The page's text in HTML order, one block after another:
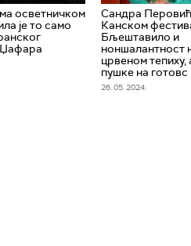
осветничком
је то само
Сандра
Канском
Бљештавило и
ноншалантност
црвеном тепиху,
пушке на готовс
26. 05. 2024.